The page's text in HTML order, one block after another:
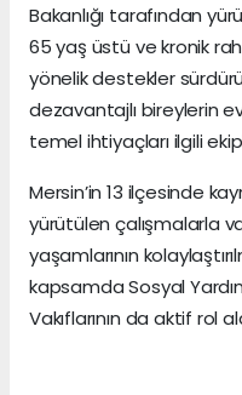
Bakanlığı tarafından
65 yaş üstü ve kronik
yönelik destekler
dezavantajlı bireylerin
temel ihtiyaçları ilgili
Mersin’in 13 ilçesinde
yürütülen çalışmalarla
yaşamlarının
kapsamda Sosyal
Vakıflarının da aktif rol